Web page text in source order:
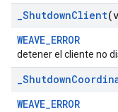
_ShutdownClient
WEAVE_ERROR
detener el cliente no
_Shutdown
WEAVE_ERROR